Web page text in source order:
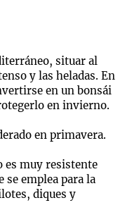
situar al
y las heladas. En
en un bonsái
en invierno.
en primavera.
es muy resistente
se emplea para la
diques y